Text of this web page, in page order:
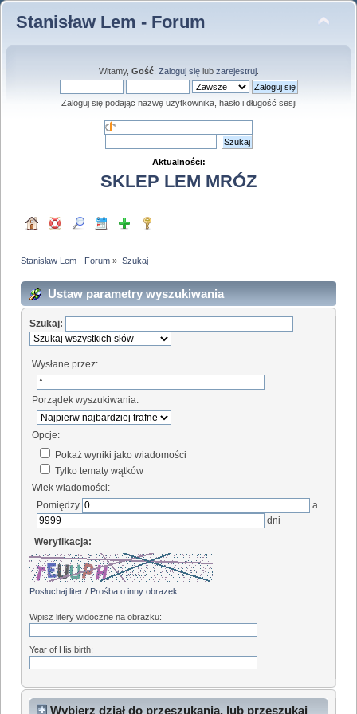
Stanisław Lem - Forum
Witamy, Gość. Zaloguj sięlub zarejestruj.
Zaloguj się podając nazwę użytkownika, hasło i długość sesji
Aktualności:
SKLEP LEM MRÓZ
Stanisław Lem - Forum » Szukaj
Ustaw parametry wyszukiwania
Szukaj:
Wysłane przez:
Porządek wyszukiwania:
Opcje:
Pokaż wyniki jako wiadomości
Tylko tematy wątków
Wiek wiadomości:
Pomiędzy
a
dni
Weryfikacja:
Posłuchaj liter / Prośba o inny obrazek
Wpisz litery widoczne na obrazku:
Year of His birth:
Wybierz dział do przeszukania, lub przeszukaj